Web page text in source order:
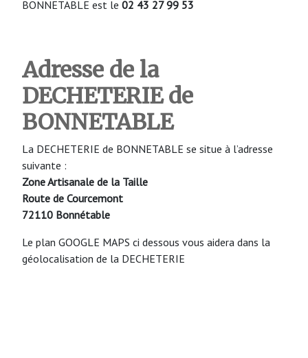
BONNETABLE est le 02 43 27 99 53
Adresse de la
DECHETERIE de
BONNETABLE
La DECHETERIE de BONNETABLE se situe à l’adresse
suivante :
Zone Artisanale de la Taille
Route de Courcemont
72110 Bonnétable
Le plan GOOGLE MAPS ci dessous vous aidera dans la
géolocalisation de la DECHETERIE